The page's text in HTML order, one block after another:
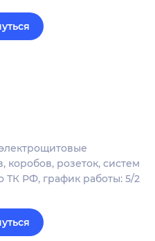
коробов, розеток, систем
РФ, график работы: 5/2